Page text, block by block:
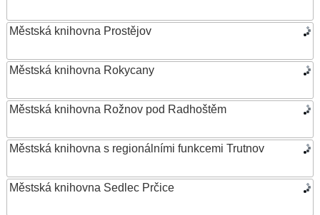
Městská knihovna Prostějov
Městská knihovna Rokycany
Městská knihovna Rožnov pod Radhoštěm
Městská knihovna s regionálními funkcemi Trutnov
Městská knihovna Sedlec Prčice